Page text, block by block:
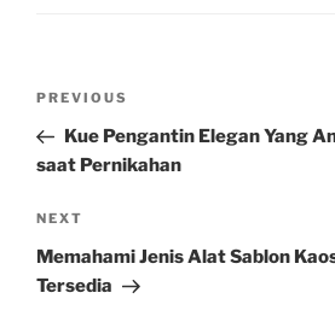
Previous
Post
PREVIOUS
Kue Pengantin Elegan Yang
saat Pernikahan
Next
Post
NEXT
Memahami Jenis Alat Sablon
Tersedia